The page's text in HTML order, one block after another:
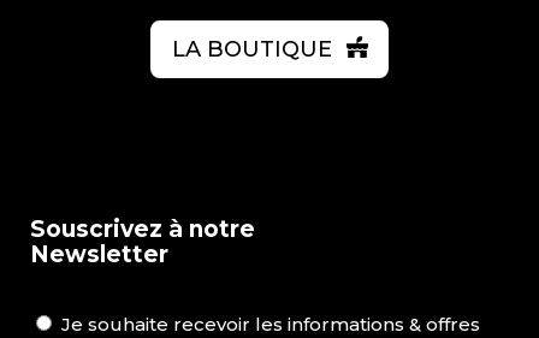
LA BOUTIQUE
Souscrivez à notre
Newsletter
Je souhaite recevoir les informations & offres